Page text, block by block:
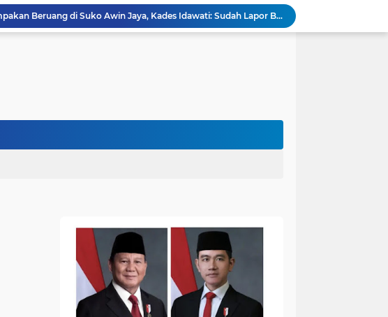
Penampakan Beruang di Suko Awin Jaya, Kades Idawati: Sudah Lapor BKSDA Jambi
Heboh Beruang di KM 61, Kades Idawati Bersama Warga dan BPD Turun Langsung ke Lokasi
Viral,Buaya Muncul di Sungai Batanghari Pulau Kayu Aro, Sekdes: Lokasi di RT 07`